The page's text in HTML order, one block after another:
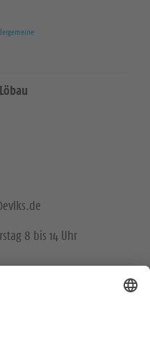
8 bis 14 Uhr